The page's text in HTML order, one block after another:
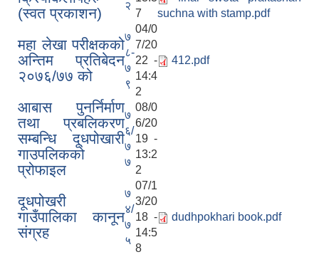
(स्वत प्रकाशन)
२
7
suchna with stamp.pdf
महा लेखा परीक्षकको
अन्तिम प्रतिबेदन
२०७६/७७ को
७
८-
७
९
04/0
7/20
22 -
14:4
2
412.pdf
आबास पुनर्निर्माण
तथा प्रबलिकरण
सम्बन्धि दूधपोखारी
गाउपलिकको
प्रोफाइल
७
६/
७
७
08/0
6/20
19 -
13:2
2
दूधपोखरी
गाउँपालिका कानून
स‌ंग्रह
७
४/
७
५
07/1
3/20
18 -
14:5
8
dudhpokhari book.pdf